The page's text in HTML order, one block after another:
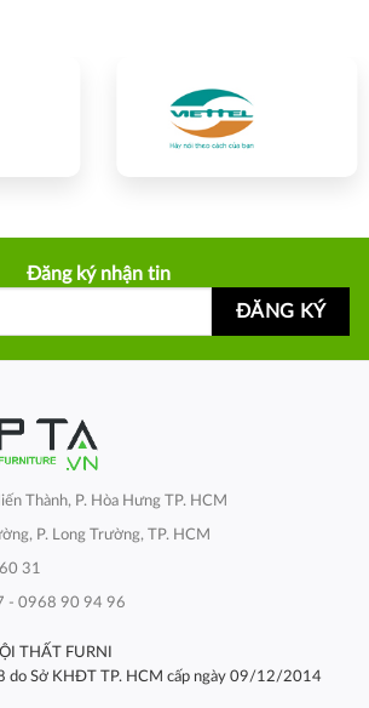
Đăng ký nhận tin
Thành, P. Hòa Hưng TP. HCM
P. Long Trường, TP. HCM
31
- 0968 90 94 96
THẤT FURNI
Sở KHĐT TP. HCM cấp ngày 09/12/2014